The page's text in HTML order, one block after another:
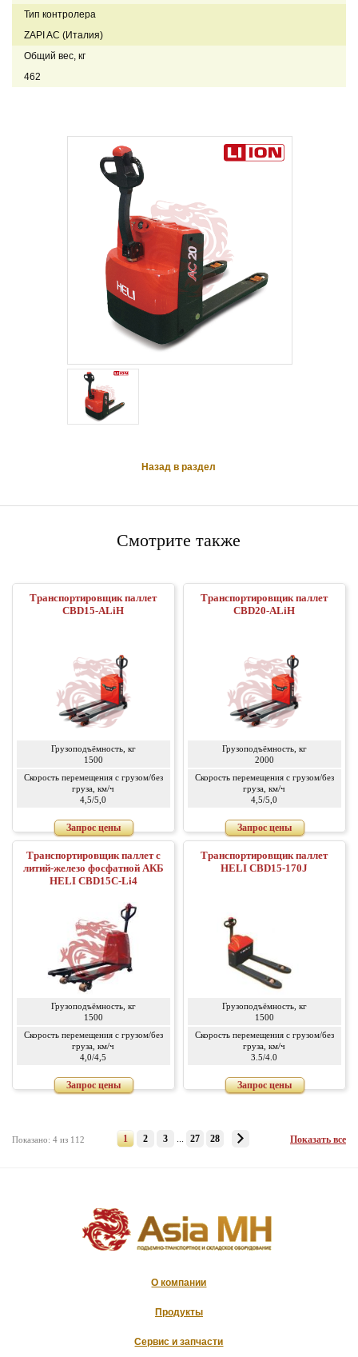
Тип контролера
ZAPI AC (Италия)
Общий вес, кг
462
Назад в раздел
Смотрите также
Транспортировщик паллет
CBD15-ALiH
Грузоподъёмность, кг
1500
Скорость перемещения с грузом/без
груза, км/ч
4,5/5,0
Запрос цены
Транспортировщик паллет
CBD20-ALiH
Грузоподъёмность, кг
2000
Скорость перемещения с грузом/без
груза, км/ч
4,5/5,0
Запрос цены
Транспортировщик паллет с
литий-железо фосфатной АКБ
HELI CBD15C-Li4
Грузоподъёмность, кг
1500
Скорость перемещения с грузом/без
груза, км/ч
4,0/4,5
Запрос цены
Транспортировщик паллет
HELI CBD15-170J
Грузоподъёмность, кг
1500
Скорость перемещения с грузом/без
груза, км/ч
3.5/4.0
Запрос цены
Показано: 4 из 112 Показать все
1 2 3 ... 27 28
О компании
Продукты
Сервис и запчасти